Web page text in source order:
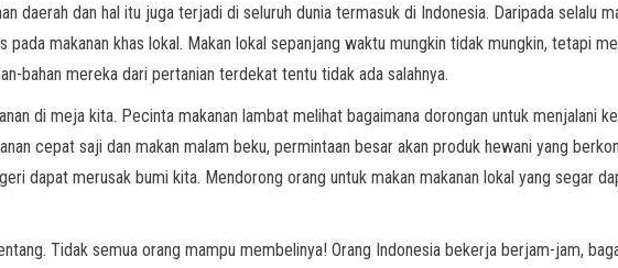
daerah dan hal itu juga terjadi di seluruh dunia termasuk di Indonesia. Daripada selalu
makanan khas lokal. Makan lokal sepanjang waktu mungkin tidak mungkin, tetapi
bahan mereka dari pertanian terdekat tentu tidak ada salahnya.
di meja kita. Pecinta makanan lambat melihat bagaimana dorongan untuk menjalani
cepat saji dan makan malam beku, permintaan besar akan produk hewani yang
dapat merusak bumi kita. Mendorong orang untuk makan makanan lokal yang segar
Tidak semua orang mampu membelinya! Orang Indonesia bekerja berjam-jam,